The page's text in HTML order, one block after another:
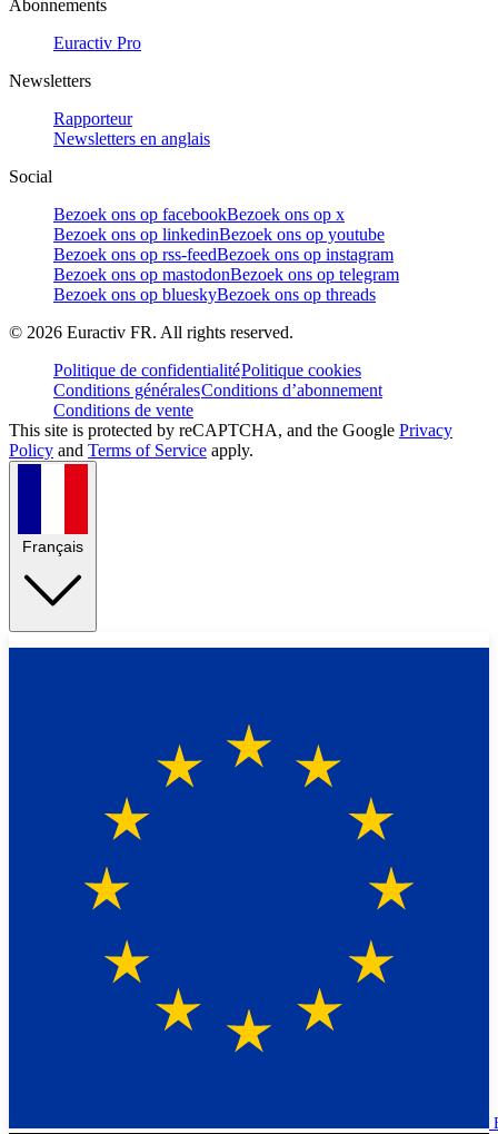
Abonnements
Euractiv Pro
Newsletters
Rapporteur
Newsletters en anglais
Social
Bezoek ons op facebookBezoek ons op x
Bezoek ons op linkedinBezoek ons op youtube
Bezoek ons op rss-feedBezoek ons op instagram
Bezoek ons op mastodonBezoek ons op telegram
Bezoek ons op blueskyBezoek ons op threads
© 2026 Euractiv FR. All rights reserved.
Politique de confidentialitéPolitique cookies
Conditions généralesConditions d’abonnement
Conditions de vente
This site is protected by reCAPTCHA, and the Google Privacy
Policy and Terms of Service apply.
Français